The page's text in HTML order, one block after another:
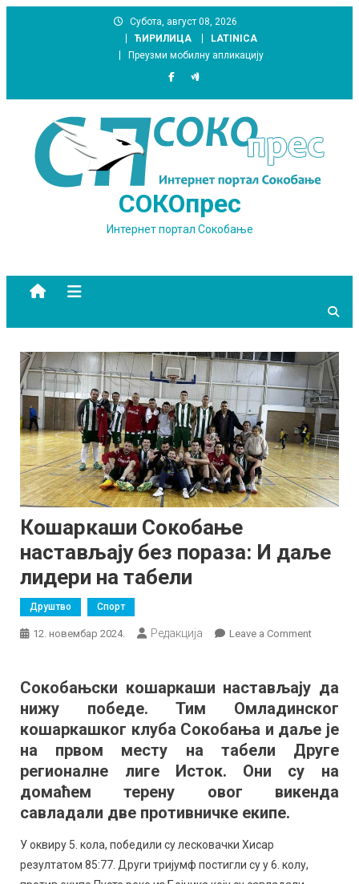
Субота, август 08, 2026
ЋИРИЛИЦА
LATINICA
Преузми мобилну апликацију
СОКОпрес
Интернет портал Сокобање
Кошаркаши Сокобање
настављају без пораза: И даље
лидери на табели
Друштво Спорт
12. новембар 2024. Редакција Leave a Commenton
без
пораза:
даље
лидери
на
Сокобањски кошаркаши настављају да
нижу победе. Тим Омладинског
кошаркашког клуба Сокобања и даље је
на првом месту на табели Друге
регионалне лиге Исток. Они су на
домаћем терену овог викенда
савладали две противничке екипе.
У оквиру 5. кола, победили су лесковачки Хисар
резултатом 85:77. Други тријумф постигли су у 6. колу,